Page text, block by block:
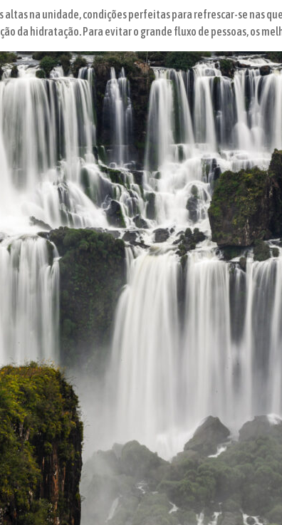
na unidade, condições perfeitas para refrescar-se nas
da hidratação. Para evitar o grande fluxo de pessoas, os